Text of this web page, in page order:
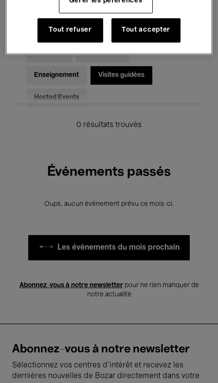
Musique électronique
Pour tous Kids’ Palace
Enseignement Visites guidées
Hosted Events
0 résultats trouvés
Événements passés
Oups, aucun événement prévu ce mois-ci.
Les événements du mois prochain
Abonnez-vous à notre newsletterpour ne rien manquer de
notre actualité
Abonnez-vous à notre newsletter
Sélectionnez vos centres d'intérêt et recevez les
dernières nouvelles de Bozar directement dans votre
Tout refuser Tout accepter